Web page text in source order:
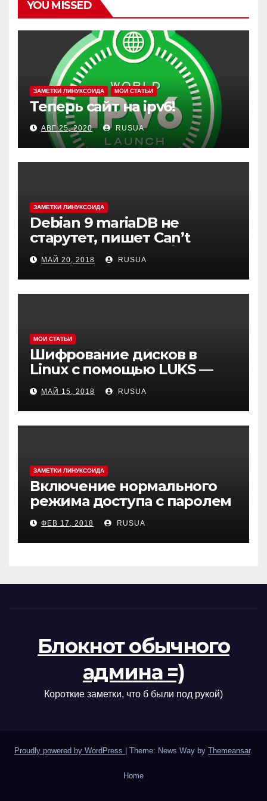
YOU MISSED
ЗАМЕТКИ ЛИНУКСОИДА МОИ СТАТЬИ
Теперь сайт на ipv6!
АВГ 25, 2020 RUSUA
ЗАМЕТКИ ЛИНУКСОИДА
Debian 9 mariaDB не
старутет, пишет Can’t
create test file или /mysqld:
Can’t change dir to
МАЙ 20, 2018 RUSUA
МОИ СТАТЬИ
Шифрование дисков в
Linux с помощью LUKS —
cryptsetup
МАЙ 15, 2018 RUSUA
ЗАМЕТКИ ЛИНУКСОИДА
Включение нормального
режима доступа с паролем
в MySQL(MariaDB) в Debian 9
ФЕВ 17, 2018 RUSUA
Блокнот обычного
админа =)
Короткие заметки, что б были под рукой)
Proudly powered by WordPress Theme: News Way by Themeansar.
Home